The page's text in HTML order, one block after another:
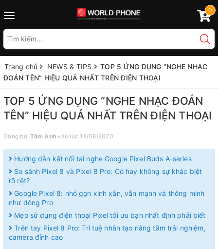
Toggle
0
Trang chủ NEWS & TIPS
TOP 5 ỨNG DỤNG “NGHE NHẠC
ĐOÁN TÊN” HIỆU QUẢ NHẤT TRÊN ĐIỆN THOẠI
TOP 5 ỨNG DỤNG “NGHE NHẠC ĐOÁN
TÊN” HIỆU QUẢ NHẤT TRÊN ĐIỆN THOẠI
Đăng bởiTâm Anh vào lúc 18/08/2020
Hướng dẫn kết nối tai nghe Google Pixel Buds A-series
So sánh Pixel 8 và Pixel 8 Pro: Có hay không sự khác biệt
rõ rệt?
Google Pixel 8: nhỏ gọn xinh xắn, vẫn mạnh và thông minh
như dòng Pro
Mẹo sử dụng điện thoại Pixel tối ưu bạn nhất định phải biết
Trên tay Pixel 8 Pro: Trí tuệ nhân tạo nâng tầm trải nghiệm,
camera đỉnh cao